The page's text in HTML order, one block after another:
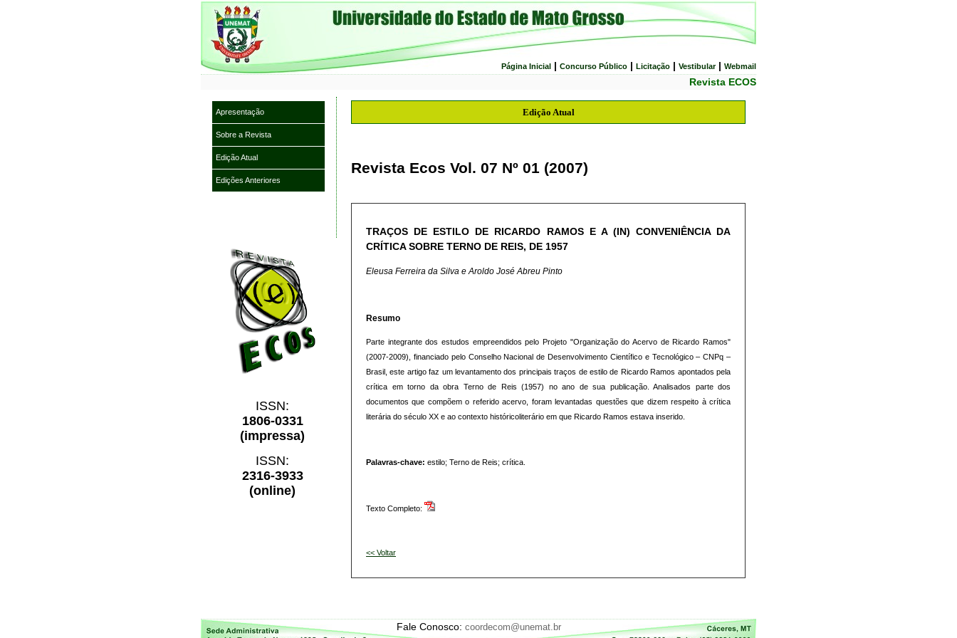
Página Inicial | Concurso Público | Licitação | Vestibular| Webmail
Revista ECOS
Apresentação
Sobre a Revista
Edição Atual
Edições Anteriores
Edição Atual
Revista Ecos Vol. 07 Nº 01 (2007)
TRAÇOS DE ESTILO DE RICARDO RAMOS E A (IN) CONVENIÊNCIA DA
CRÍTICA SOBRE TERNO DE REIS, DE 1957
Eleusa Ferreira da Silva e Aroldo José Abreu Pinto
Resumo
Parte integrante dos estudos empreendidos pelo Projeto "Organização do Acervo de Ricardo Ramos"
(2007-2009), financiado pelo Conselho Nacional de Desenvolvimento Científico e Tecnológico – CNPq –
Brasil, este artigo faz um levantamento dos principais traços de estilo de Ricardo Ramos apontados pela
crítica em torno da obra Terno de Reis (1957) no ano de sua publicação. Analisados parte dos
documentos que compõem o referido acervo, foram levantadas questões que dizem respeito à crítica
literária do século XX e ao contexto históricoliterário em que Ricardo Ramos estava inserido.
Palavras-chave: estilo; Terno de Reis; crítica.
Texto Completo:
<< Voltar
ISSN:
1806-0331
(impressa)
ISSN:
2316-3933
(online)
Fale Conosco: coordecom@unemat.br